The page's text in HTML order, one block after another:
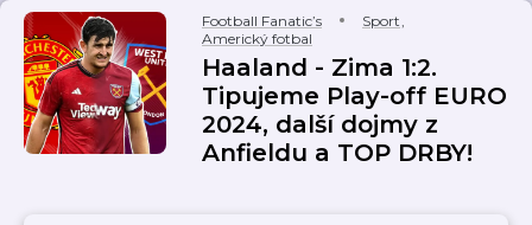
Football Fanatic’s Sport,
Americký fotbal
Haaland - Zima 1:2.
Tipujeme Play-off EURO
2024, další dojmy z
Anfieldu a TOP DRBY!